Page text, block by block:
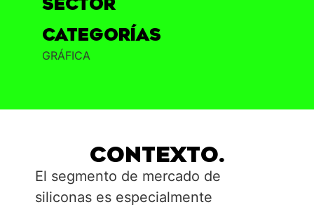
Sector
Categorías
GRÁFICA
CONTEXTO.
El segmento de mercado de
siliconas es especialmente